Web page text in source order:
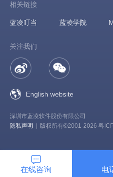
相关链接
蓝凌叮当 蓝凌学院
关注我们
English website
深圳市蓝凌软件股份有限公司
隐私声明
版权所有©2001-2026 粤
在线咨询 电